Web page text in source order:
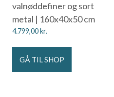
valnøddefiner og sort
metal | 160x40x50 cm
4.799,00kr.
GÅ TIL SHOP